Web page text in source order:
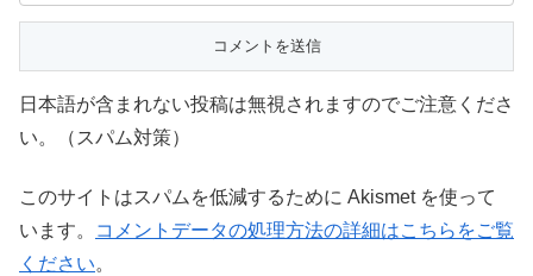
日本語が含まれない投稿は無視されますのでご注意くださ
い。（スパム対策）
このサイトはスパムを低減するために Akismet を使って
います。
コメントデータの処理方法の詳細はこちらをご覧
ください。